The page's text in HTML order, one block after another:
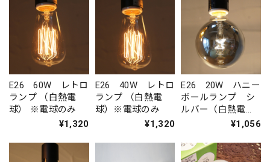
E26 60W レトロ
ランプ （白熱電
球） ※電球のみ
¥1,320
E26 40W レトロ
ランプ （白熱電
球）※電球のみ
¥1,320
E26 20W ハニー
ボールランプ シ
ルバー（白熱電
球）※電球のみ¥1,056